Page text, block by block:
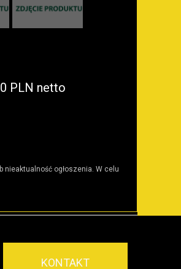
KONTAKT
nieaktualność ogłoszenia. W celu
PLN netto